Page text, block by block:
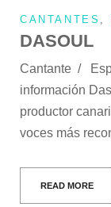
CANTANTES
DASOUL
Cantante /
información
productor
voces más
READ MORE